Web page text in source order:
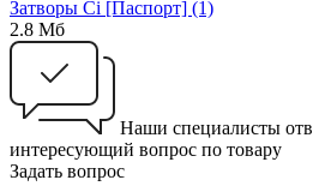
Затворы Ci [Паспорт] (1)
2.8 Мб
Наши специалисты
интересующий вопрос по товару
Задать вопрос